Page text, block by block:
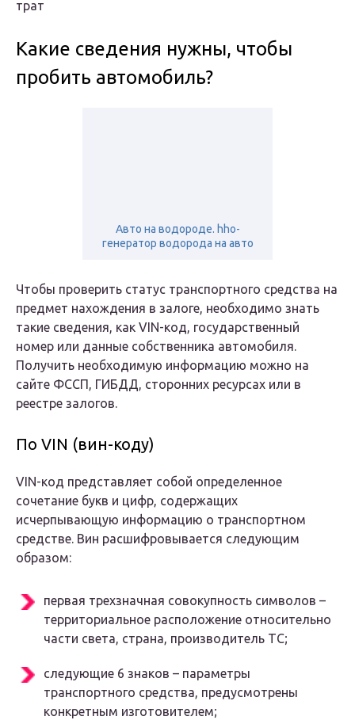
трат
Какие сведения нужны, чтобы
пробить автомобиль?
Авто на водороде. hho-
генератор водорода на авто
Чтобы проверить статус транспортного средства на
предмет нахождения в залоге, необходимо знать
такие сведения, как VIN-код, государственный
номер или данные собственника автомобиля.
Получить необходимую информацию можно на
сайте ФССП, ГИБДД, сторонних ресурсах или в
реестре залогов.
По VIN (вин-коду)
VIN-код представляет собой определенное
сочетание букв и цифр, содержащих
исчерпывающую информацию о транспортном
средстве. Вин расшифровывается следующим
образом:
первая трехзначная совокупность символов –
территориальное расположение относительно
части света, страна, производитель ТС;
следующие 6 знаков – параметры
транспортного средства, предусмотрены
конкретным изготовителем;